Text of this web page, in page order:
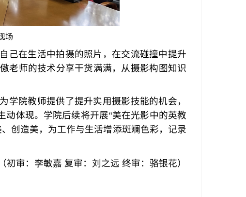
场
己在生活中拍摄的照片 ，在交流碰撞中提升
老师的技术分享干货满满，从摄影构图知识
为学院教师提供了提升实用摄影技能的机会，
动体现。 学院后续将开展“美在光影中的英教
创造美， 为工作与生活增添斑斓色彩，记录
（初审：李敏嘉 复审：刘之远 终审：骆银花）